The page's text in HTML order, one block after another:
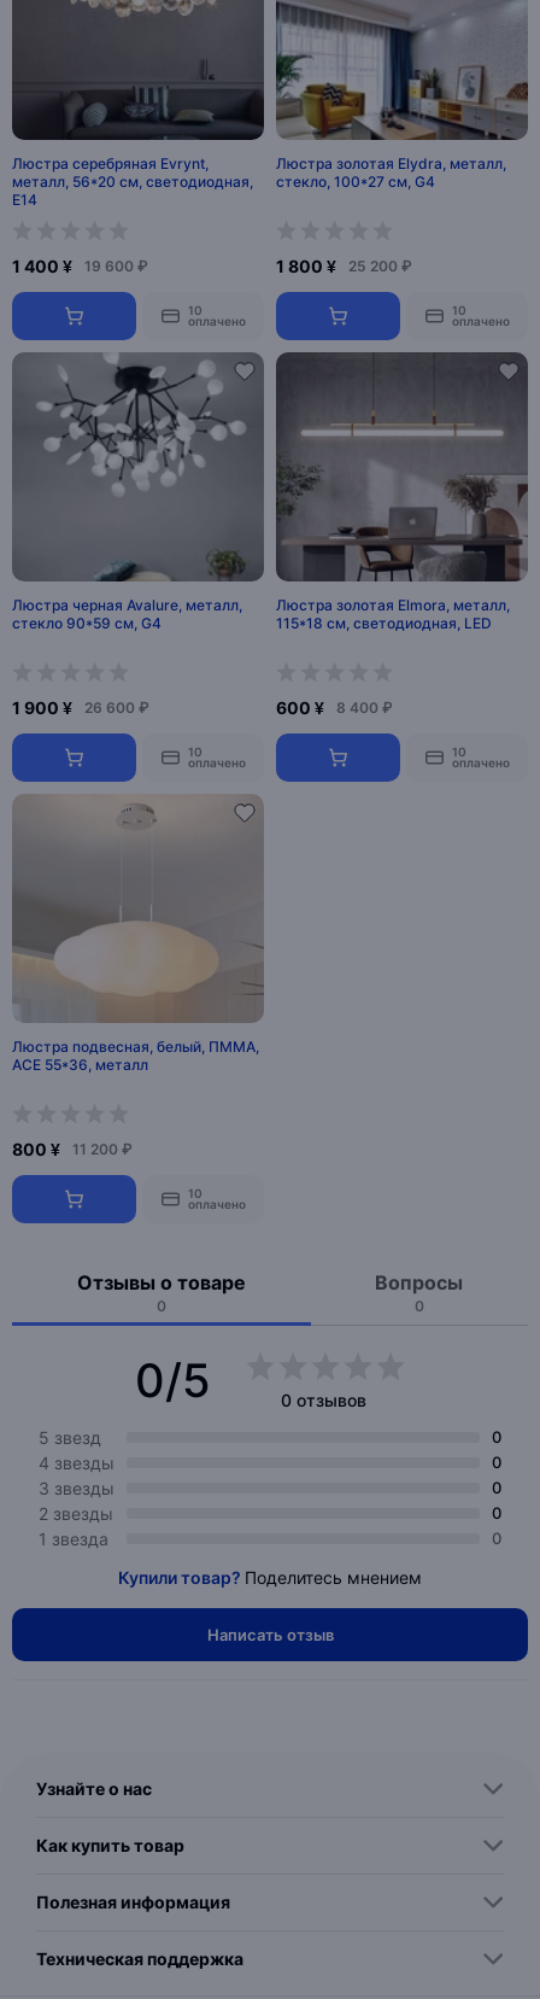
Люстра серебряная Evrynt,
металл, 56*20 см, светодиодная,
E14
1 400 ¥ 19 600 ₽
10
оплачено
Люстра золотая Elydra, металл,
стекло, 100*27 см, G4
1 800 ¥ 25 200 ₽
10
оплачено
Люстра черная Avalure, металл,
стекло 90*59 см, G4
1 900 ¥ 26 600 ₽
10
оплачено
Люстра золотая Elmora, металл,
115*18 см, светодиодная, LED
600 ¥ 8 400 ₽
10
оплачено
Люстра подвесная, белый, ПММА,
ACE 55*36, металл
800 ¥ 11 200 ₽
10
оплачено
Отзывы о товаре
0
Вопросы
0
0/5
0 отзывов
5 звезд
0
4 звезды 0
3 звезды 0
2 звезды 0
1 звезда 0
Купили товар? Поделитесь мнением
Написать отзыв
Узнайте о нас
Как купить товар
Полезная информация
Техническая поддержка